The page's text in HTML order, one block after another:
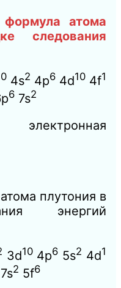
формула атома
следования
4s2 4p64d10 4f1
6 7s2
плутония в
энергий
3d104p6 5s2 4d1
7s2 5f6